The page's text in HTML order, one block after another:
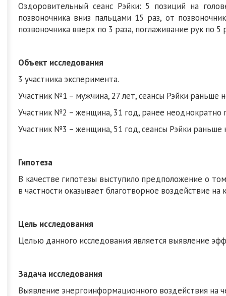
Оздоровительный сеанс Рэйки: 5 позиций на
позвоночника вниз пальцами 15 раз, от
позвоночника вверх по 3 раза, поглаживание рук по 5
Объект исследования
3 участника эксперимента.
Участник №1 – мужчина, 27 лет, сеансы Рэйки раньше
Участник №2 – женщина, 31 год, ранее неоднократно
Участник №3 – женщина, 51 год, сеансы Рэйки раньше
Гипотеза
В качестве гипотезы выступило предположение о
в частности оказывает благотворное воздействие на
Цель исследования
Целью данного исследования является выявление
Задача исследования
Выявление энергоинформационного воздействия на